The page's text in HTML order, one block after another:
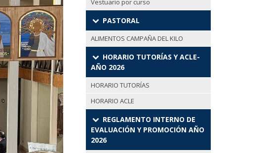
Vestuario por curso
PASTORAL
ALIMENTOS CAMPAÑA DEL KILO
HORARIO TUTORÍAS Y ACLE-
AÑO 2026
HORARIO TUTORÍAS
HORARIO ACLE
REGLAMENTO INTERNO DE
EVALUACIÓN Y PROMOCIÓN AÑO
2026